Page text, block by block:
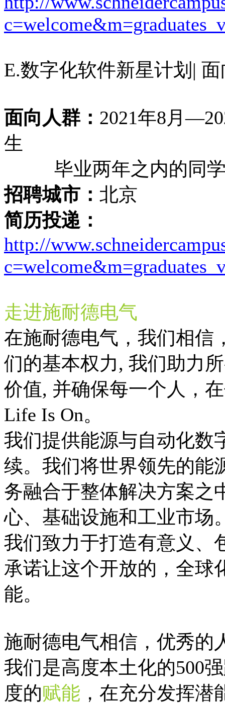
E.数字化软件新星计划|
面向人群： 2021年8月
生
毕业两年之内的同学
招聘城市： 北京
简历投递：
http://
走进施耐德电气
在施耐德电气，我们相信
们的基本权力, 我们助力
价值, 并确保每一个人，
Life Is On。
我们提供能源与自动化数
续。我们将世界领先的能
务融合于整体解决方案之
心、基础设施和工业市场
我们致力于打造有意义 、
承诺让这个开放的，全球
能。
施耐德电气相信，优秀的
我们是高度本土化的500
度的赋能 ，在充分发挥